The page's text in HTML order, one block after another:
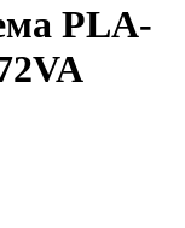
PLA-